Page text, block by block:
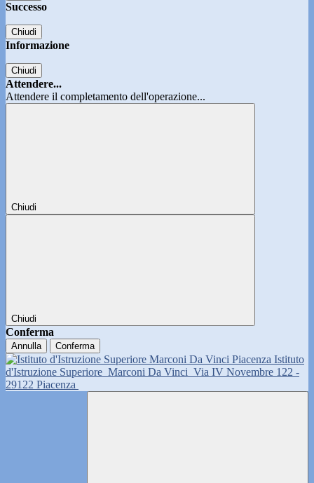
Successo
Chiudi
Informazione
Chiudi
Attendere...
Attendere il completamento dell'operazione...
Chiudi
Chiudi
Conferma
Annulla Conferma
Istituto
d'Istruzione Superiore Marconi Da Vinci Via IV Novembre 122 -
29122 Piacenza